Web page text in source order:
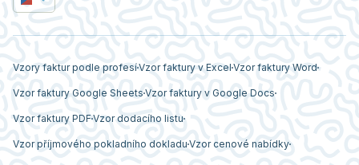
Vzory faktur podle profesíVzor faktury v Excel Vzor faktury Word
Vzor faktury Google Sheets Vzor faktury v Google Docs
Vzor faktury PDFVzor dodacího listu
Vzor příjmového pokladního dokladu Vzor cenové nabídky